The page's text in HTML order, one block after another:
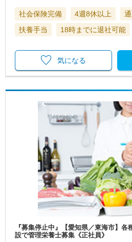
社会保険完備 4週8休以上
扶養手当
18時までに退社可能
気になる
『募集停止中』【愛知県／東海市】
設で管理栄養士募集《正社員》